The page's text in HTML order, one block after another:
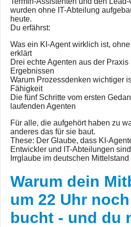
wurden ohne IT-Abteilung
heute.
Du erfährst:
Was ein KI-Agent wirklich ist,
erklärt
Drei echte Agenten aus der Praxis
Ergebnissen
Warum Prozessdenken wichtiger
Fähigkeit
Die fünf Schritte vom ersten
laufenden Agenten
Für alle, die aufgehört haben zu
anderes das für sie baut.
These: Der Glaube, dass KI-
Entwickler und IT-Abteilungen
Irrglaube im deutschen Mittelstand
Warum dein
um 22 Uhr
bucht - und du